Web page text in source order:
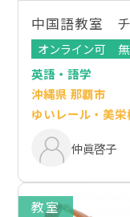
中国語教室
オンライン可
英語・語学
沖縄県 那覇市
ゆいレール・美栄
仲眞啓子
教室